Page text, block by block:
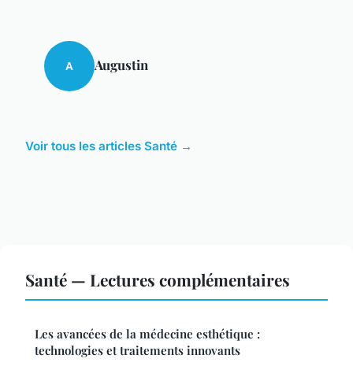
A Augustin
Voir tous les articles Santé →
Santé — Lectures complémentaires
Les avancées de la médecine esthétique :
technologies et traitements innovants